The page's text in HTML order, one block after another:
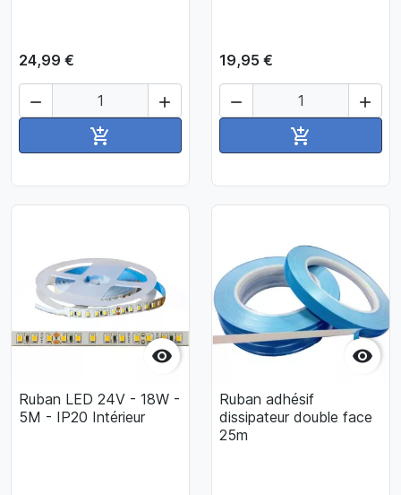
24,99 €
 

19,95 €
 


Ruban LED 24V - 18W -
5M - IP20 Intérieur

Ruban adhésif
dissipateur double face
25m